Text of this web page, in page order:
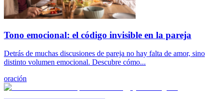
Tono emocional: el código invisible en la pareja
Detrás de muchas discusiones de pareja no hay falta de amor, sino
distinto volumen emocional. Descubre cómo...
oración